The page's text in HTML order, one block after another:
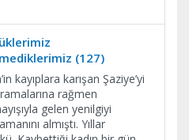
(127)
kayıplara karışan Şaziye’yi
rağmen
gelen yenilgiyi
almıştı. Yıllar